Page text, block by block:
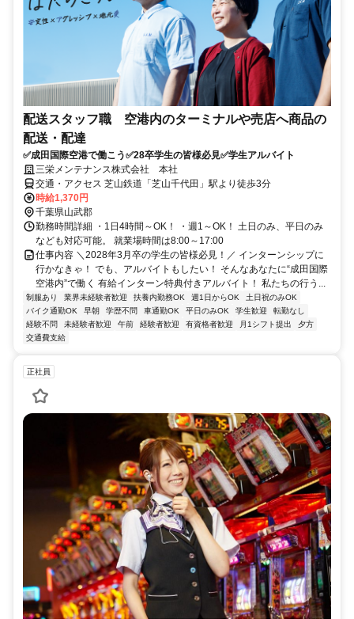
配送スタッフ職 空港内のターミナルや売店へ商品の
配送・配達
✅成田国際空港で働こう✅28卒学生の皆様必見✅学生アルバイト
三栄メンテナンス株式会社 本社
交通・アクセス 芝山鉄道「芝山千代田」駅より徒歩3分
時給1,370円
千葉県山武郡
勤務時間詳細 ・1日4時間～OK！ ・週1～OK！ 土日のみ、平日のみ
なども対応可能。 就業場時間は8:00～17:00
仕事内容 ＼2028年3月卒の学生の皆様必見！／ インターンシップに
行かなきゃ！ でも、アルバイトもしたい！ そんなあなたに“成田国際
空港内”で働く 有給インターン特典付きアルバイト！ 私たちの行う...
制服あり 業界未経験者歓迎 扶養内勤務OK 週1日からOK
土日祝のみOK
バイク通勤OK
早朝 学歴不問 車通勤OK 平日のみOK 学生歓迎
転勤なし
経験不問
未経験者歓迎 午前 経験者歓迎 有資格者歓迎 月1シフト提出
夕方
交通費支給
正社員